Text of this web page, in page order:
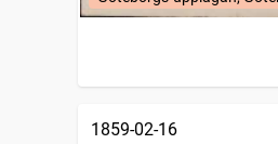
1859-02-16